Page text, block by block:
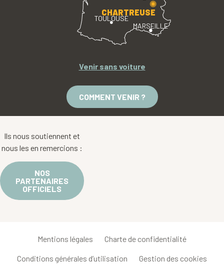
TOULOUSE
MARSEILLE
CHARTREUSE
Venir sans voiture
COMMENT VENIR ?
Ils nous soutiennent et
nous les en remercions :
NOS
PARTENAIRES
OFFICIELS
Mentions légales Charte de confidentialité
Conditions générales d’utilisation Gestion des cookies